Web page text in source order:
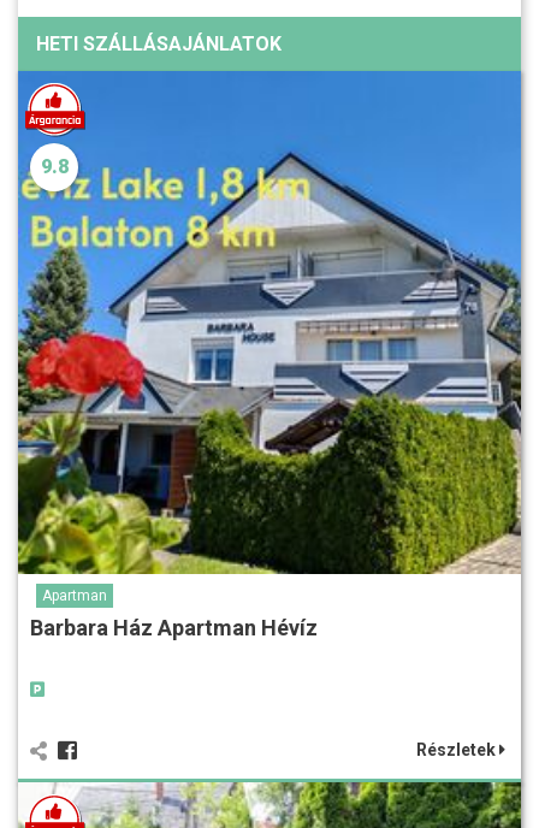
HETI SZÁLLÁSAJÁNLATOK
9.8
Apartman
Barbara Ház Apartman Hévíz
Részletek